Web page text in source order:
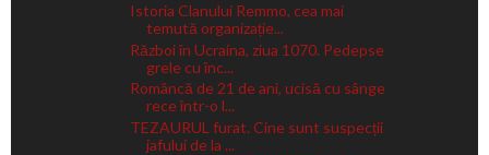
Istoria Clanului Remmo, cea mai
temută organizație...
Război în Ucraina, ziua 1070. Pedepse
grele cu înc...
Româncă de 21 de ani, ucisă cu sânge
rece într-o l...
TEZAURUL furat. Cine sunt suspecții
jafului de la ...